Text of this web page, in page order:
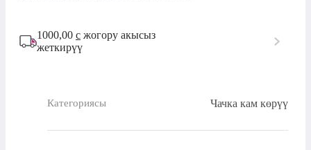
1000,00 с жогору акысыз
жеткирүү
Категориясы Чачка кам көрүү